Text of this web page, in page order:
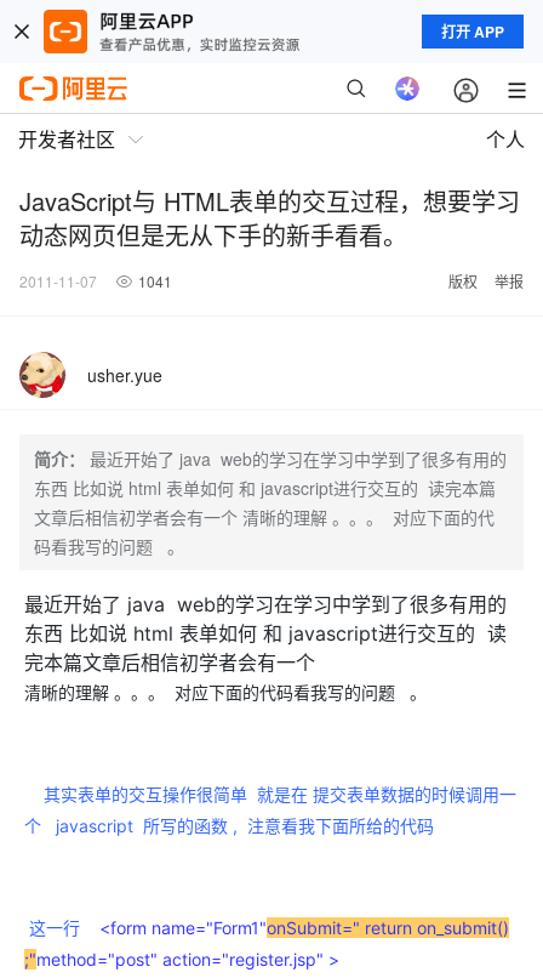
打开 APP
开发者社区 个人
JavaScript与 HTML表单的交互过程，想要学习
动态网页但是无从下手的新手看看。
2011-11-07 1041 版权 举报
usher.yue
简介：
最近开始了 java web的学习在学习中学到了很多有用的
东西 比如说 html 表单如何 和 javascript进行交互的 读完本篇
文章后相信初学者会有一个 清晰的理解 。。。 对应下面的代
码看我写的问题 。
最近开始了 java web的学习在学习中学到了很多有用的
东西 比如说 html 表单如何 和 javascript进行交互的 读
完本篇文章后相信初学者会有一个
清晰的理解 。。。 对应下面的代码看我写的问题 。
其实表单的交互操作很简单 就是在 提交表单数据的时候调用一
个 javascript 所写的函数 , 注意看我下面所给的代码
这一行 <form name="Form1"onSubmit=" return on_submit()
;"method="post" action="register.jsp" >